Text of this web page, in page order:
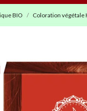
BIO Coloration végétale